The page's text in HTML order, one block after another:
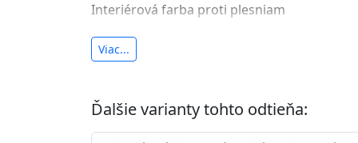
Interiérová farba proti plesniam
antibakteriálna a umývateľná
Je interiérová protiplesňová farba s iónmi
znižuje (o 99,9%) množstvo baktérií na
Viac...
Ďalšie varianty tohto odtieňa: